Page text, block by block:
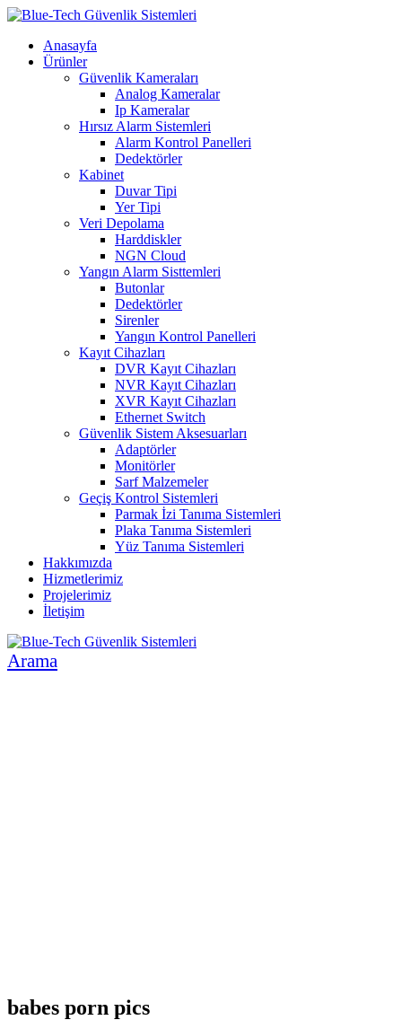
Anasayfa
Ürünler
Güvenlik Kameraları
Analog Kameralar
Ip Kameralar
Hırsız Alarm Sistemleri
Alarm Kontrol Panelleri
Dedektörler
Kabinet
Duvar Tipi
Yer Tipi
Veri Depolama
Harddiskler
NGN Cloud
Yangın Alarm Sisttemleri
Butonlar
Dedektörler
Sirenler
Yangın Kontrol Panelleri
Kayıt Cihazları
DVR Kayıt Cihazları
NVR Kayıt Cihazları
XVR Kayıt Cihazları
Ethernet Switch
Güvenlik Sistem Aksesuarları
Adaptörler
Monitörler
Sarf Malzemeler
Geçiş Kontrol Sistemleri
Parmak İzi Tanıma Sistemleri
Plaka Tanıma Sistemleri
Yüz Tanıma Sistemleri
Hakkımızda
Hizmetlerimiz
Projelerimiz
İletişim
Arama
babes porn pics